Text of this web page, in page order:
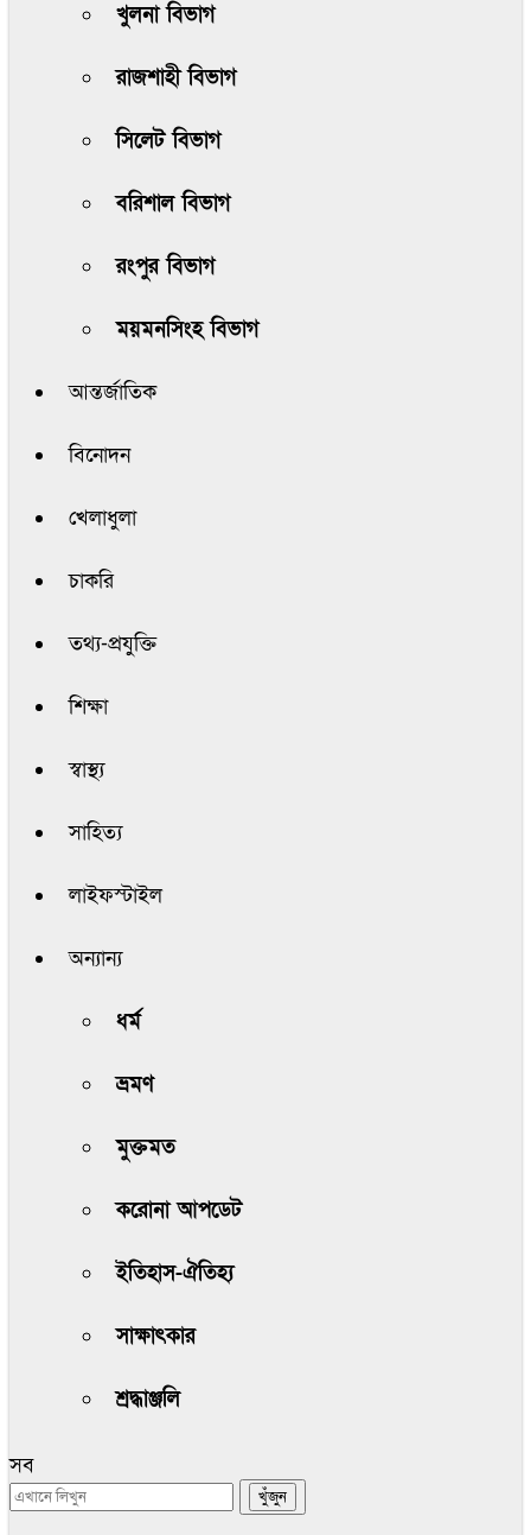
খুলনা বিভাগ
রাজশাহী বিভাগ
সিলেট বিভাগ
বরিশাল বিভাগ
রংপুর বিভাগ
ময়মনসিংহ বিভাগ
আন্তর্জাতিক
বিনোদন
খেলাধুলা
চাকরি
তথ্য-প্রযুক্তি
শিক্ষা
স্বাস্থ্য
সাহিত্য
লাইফস্টাইল
অন্যান্য
ধর্ম
ভ্রমণ
মুক্তমত
করোনা আপডেট
ইতিহাস-ঐতিহ্য
সাক্ষাৎকার
শ্রদ্ধাঞ্জলি
সব